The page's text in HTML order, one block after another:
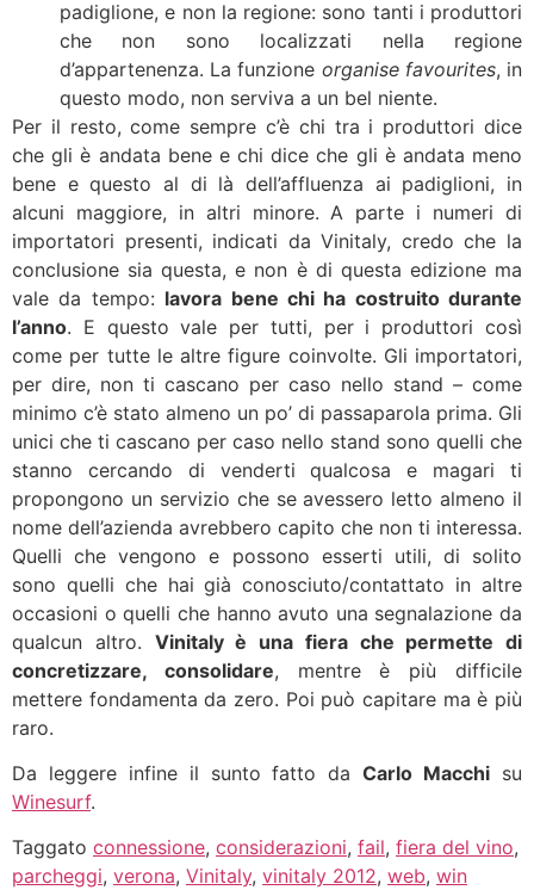
padiglione, e non la regione: sono tanti i produttori
che non sono localizzati nella regione
d’appartenenza. La funzione organise favourites, in
questo modo, non serviva a un bel niente.
Per il resto, come sempre c’è chi tra i produttori dice
che gli è andata bene e chi dice che gli è andata meno
bene e questo al di là dell’affluenza ai padiglioni, in
alcuni maggiore, in altri minore. A parte i numeri di
importatori presenti, indicati da Vinitaly, credo che la
conclusione sia questa, e non è di questa edizione ma
vale da tempo: lavora bene chi ha costruito durante
l’anno. E questo vale per tutti, per i produttori così
come per tutte le altre figure coinvolte. Gli importatori,
per dire, non ti cascano per caso nello stand – come
minimo c’è stato almeno un po’ di passaparola prima. Gli
unici che ti cascano per caso nello stand sono quelli che
stanno cercando di venderti qualcosa e magari ti
propongono un servizio che se avessero letto almeno il
nome dell’azienda avrebbero capito che non ti interessa.
Quelli che vengono e possono esserti utili, di solito
sono quelli che hai già conosciuto/contattato in altre
occasioni o quelli che hanno avuto una segnalazione da
qualcun altro. Vinitaly è una fiera che permette di
concretizzare, consolidare, mentre è più difficile
mettere fondamenta da zero. Poi può capitare ma è più
raro.
Da leggere infine il sunto fatto daCarlo Macchi su
Winesurf.
Taggato connessione, considerazioni, fail, fiera del vino,
parcheggi, verona, Vinitaly, vinitaly 2012, web, win